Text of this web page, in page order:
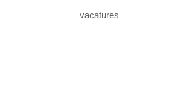
vacatures